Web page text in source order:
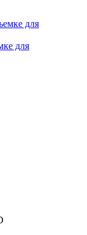
для